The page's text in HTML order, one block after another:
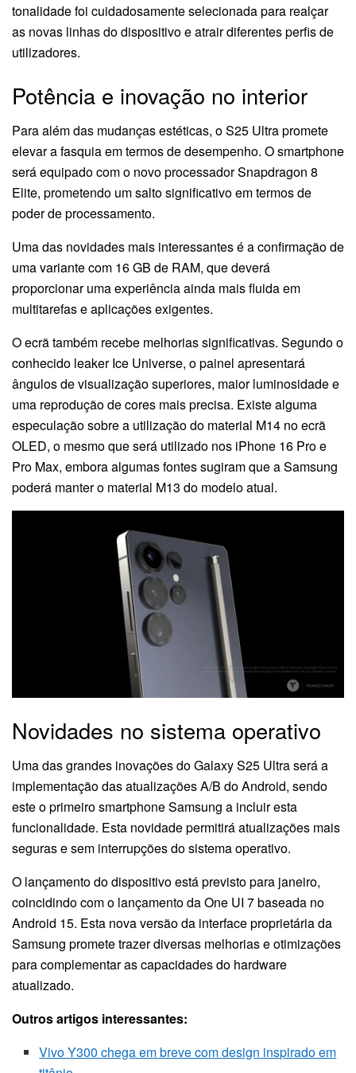
tonalidade foi cuidadosamente selecionada para realçar
as novas linhas do dispositivo e atrair diferentes perfis de
utilizadores.
Potência e inovação no interior
Para além das mudanças estéticas, o S25 Ultra promete
elevar a fasquia em termos de desempenho. O smartphone
será equipado com o novo processador Snapdragon 8
Elite, prometendo um salto significativo em termos de
poder de processamento.
Uma das novidades mais interessantes é a confirmação de
uma variante com 16 GB de RAM, que deverá
proporcionar uma experiência ainda mais fluida em
multitarefas e aplicações exigentes.
O ecrã também recebe melhorias significativas. Segundo o
conhecido leaker Ice Universe, o painel apresentará
ângulos de visualização superiores, maior luminosidade e
uma reprodução de cores mais precisa. Existe alguma
especulação sobre a utilização do material M14 no ecrã
OLED, o mesmo que será utilizado nos iPhone 16 Pro e
Pro Max, embora algumas fontes sugiram que a Samsung
poderá manter o material M13 do modelo atual.
Novidades no sistema operativo
Uma das grandes inovações do Galaxy S25 Ultra será a
implementação das atualizações A/B do Android, sendo
este o primeiro smartphone Samsung a incluir esta
funcionalidade. Esta novidade permitirá atualizações mais
seguras e sem interrupções do sistema operativo.
O lançamento do dispositivo está previsto para janeiro,
coincidindo com o lançamento da One UI 7 baseada no
Android 15. Esta nova versão da interface proprietária da
Samsung promete trazer diversas melhorias e otimizações
para complementar as capacidades do hardware
atualizado.
Outros artigos interessantes:
Vivo Y300 chega em breve com design inspirado em